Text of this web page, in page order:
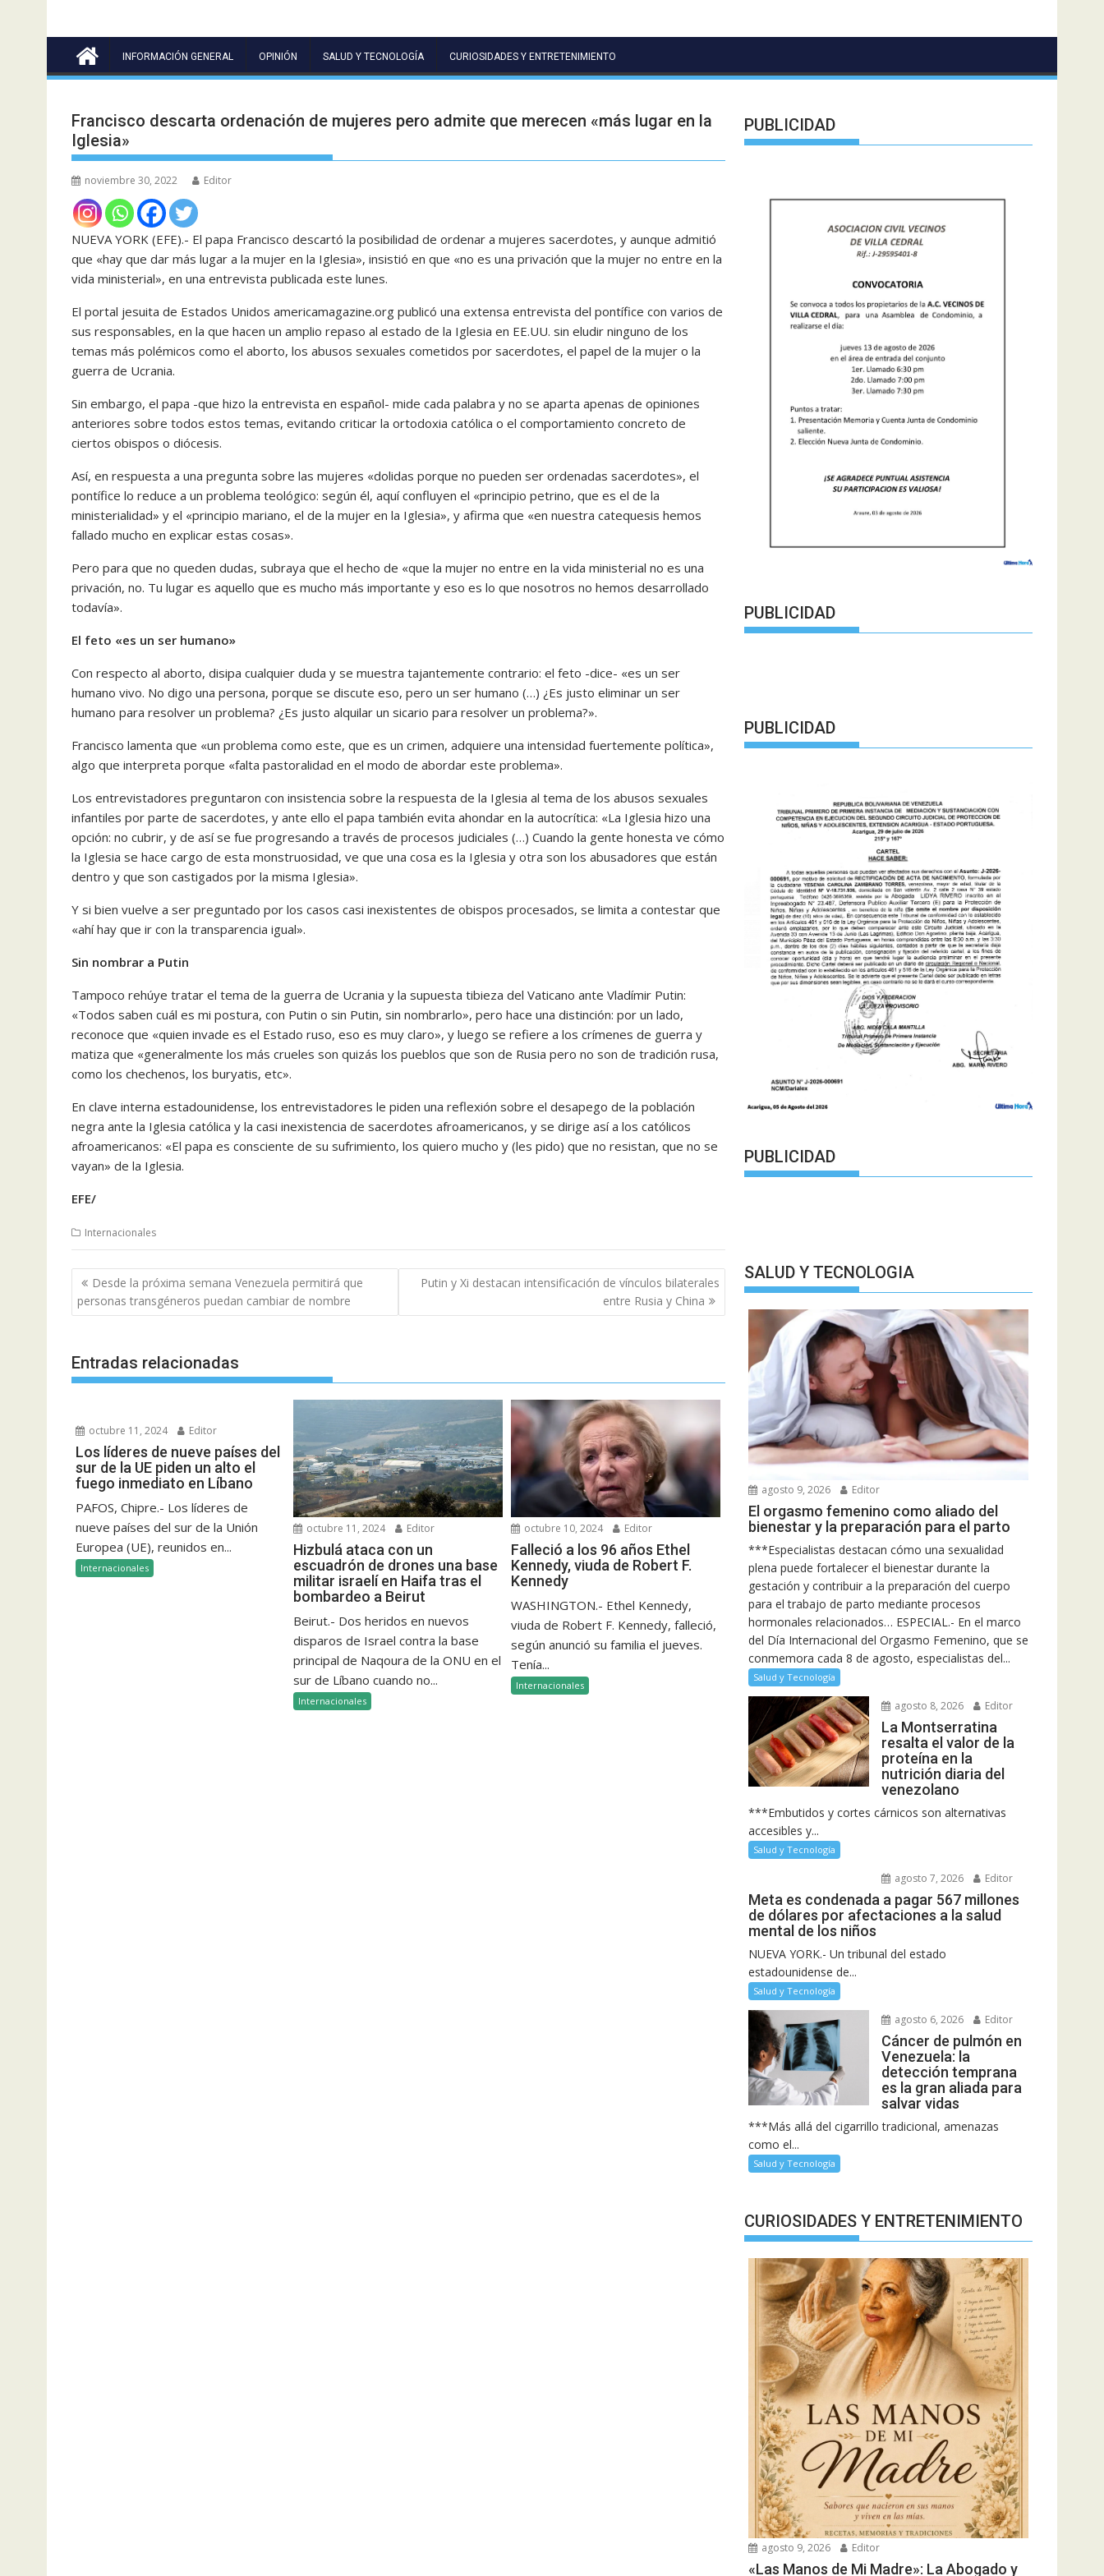
INFORMACIÓN GENERAL OPINIÓN SALUD Y TECNOLOGÍA CURIOSIDADES Y ENTRETENIMIENTO
Francisco descarta ordenación de mujeres pero admite que merecen «más lugar en la
Iglesia»
noviembre 30, 2022 Editor
NUEVA YORK (EFE).- El papa Francisco descartó la posibilidad de ordenar a mujeres sacerdotes, y aunque admitió
que «hay que dar más lugar a la mujer en la Iglesia», insistió en que «no es una privación que la mujer no entre en la
vida ministerial», en una entrevista publicada este lunes.
El portal jesuita de Estados Unidos americamagazine.org publicó una extensa entrevista del pontífice con varios de
sus responsables, en la que hacen un amplio repaso al estado de la Iglesia en EE.UU. sin eludir ninguno de los
temas más polémicos como el aborto, los abusos sexuales cometidos por sacerdotes, el papel de la mujer o la
guerra de Ucrania.
Sin embargo, el papa -que hizo la entrevista en español- mide cada palabra y no se aparta apenas de opiniones
anteriores sobre todos estos temas, evitando criticar la ortodoxia católica o el comportamiento concreto de
ciertos obispos o diócesis.
Así, en respuesta a una pregunta sobre las mujeres «dolidas porque no pueden ser ordenadas sacerdotes», el
pontífice lo reduce a un problema teológico: según él, aquí confluyen el «principio petrino, que es el de la
ministerialidad» y el «principio mariano, el de la mujer en la Iglesia», y afirma que «en nuestra catequesis hemos
fallado mucho en explicar estas cosas».
Pero para que no queden dudas, subraya que el hecho de «que la mujer no entre en la vida ministerial no es una
privación, no. Tu lugar es aquello que es mucho más importante y eso es lo que nosotros no hemos desarrollado
todavía».
El feto «es un ser humano»
Con respecto al aborto, disipa cualquier duda y se muestra tajantemente contrario: el feto -dice- «es un ser
humano vivo. No digo una persona, porque se discute eso, pero un ser humano (…) ¿Es justo eliminar un ser
humano para resolver un problema? ¿Es justo alquilar un sicario para resolver un problema?».
Francisco lamenta que «un problema como este, que es un crimen, adquiere una intensidad fuertemente política»,
algo que interpreta porque «falta pastoralidad en el modo de abordar este problema».
Los entrevistadores preguntaron con insistencia sobre la respuesta de la Iglesia al tema de los abusos sexuales
infantiles por parte de sacerdotes, y ante ello el papa también evita ahondar en la autocrítica: «La Iglesia hizo una
opción: no cubrir, y de así se fue progresando a través de procesos judiciales (…) Cuando la gente honesta ve cómo
la Iglesia se hace cargo de esta monstruosidad, ve que una cosa es la Iglesia y otra son los abusadores que están
dentro y que son castigados por la misma Iglesia».
Y si bien vuelve a ser preguntado por los casos casi inexistentes de obispos procesados, se limita a contestar que
«ahí hay que ir con la transparencia igual».
Sin nombrar a Putin
Tampoco rehúye tratar el tema de la guerra de Ucrania y la supuesta tibieza del Vaticano ante Vladímir Putin:
«Todos saben cuál es mi postura, con Putin o sin Putin, sin nombrarlo», pero hace una distinción: por un lado,
reconoce que «quien invade es el Estado ruso, eso es muy claro», y luego se refiere a los crímenes de guerra y
matiza que «generalmente los más crueles son quizás los pueblos que son de Rusia pero no son de tradición rusa,
como los chechenos, los buryatis, etc».
En clave interna estadounidense, los entrevistadores le piden una reflexión sobre el desapego de la población
negra ante la Iglesia católica y la casi inexistencia de sacerdotes afroamericanos, y se dirige así a los católicos
afroamericanos: «El papa es consciente de su sufrimiento, los quiero mucho y (les pido) que no resistan, que no se
vayan» de la Iglesia.
EFE/
Internacionales
Navegación
de
entradas
Desde la próxima semana Venezuela permitirá que
personas transgéneros puedan cambiar de nombre
Putin y Xi destacan intensificación de vínculos bilaterales
entre Rusia y China
Entradas relacionadas
octubre 11, 2024 Editor
Los líderes de nueve países del
sur de la UE piden un alto el
fuego inmediato en Líbano
PAFOS, Chipre.- Los líderes de
nueve países del sur de la Unión
Europea (UE), reunidos en...
Internacionales
octubre 11, 2024 Editor
Hizbulá ataca con un
escuadrón de drones una base
militar israelí en Haifa tras el
bombardeo a Beirut
Beirut.- Dos heridos en nuevos
disparos de Israel contra la base
principal de Naqoura de la ONU en el
sur de Líbano cuando no...
Internacionales
octubre 10, 2024 Editor
Falleció a los 96 años Ethel
Kennedy, viuda de Robert F.
Kennedy
WASHINGTON.- Ethel Kennedy,
viuda de Robert F. Kennedy, falleció,
según anunció su familia el jueves.
Tenía...
Internacionales
PUBLICIDAD
PUBLICIDAD
PUBLICIDAD
PUBLICIDAD
SALUD Y TECNOLOGIA
agosto 9, 2026 Editor
El orgasmo femenino como aliado del
bienestar y la preparación para el parto
***Especialistas destacan cómo una sexualidad
plena puede fortalecer el bienestar durante la
gestación y contribuir a la preparación del cuerpo
para el trabajo de parto mediante procesos
hormonales relacionados… ESPECIAL.- En el marco
del Día Internacional del Orgasmo Femenino, que se
conmemora cada 8 de agosto, especialistas del...
Salud y Tecnología
agosto 8, 2026 Editor
La Montserratina
resalta el valor de la
proteína en la
nutrición diaria del
venezolano
***Embutidos y cortes cárnicos son alternativas
accesibles y...
Salud y Tecnología
agosto 7, 2026 Editor
Meta es condenada a pagar 567 millones
de dólares por afectaciones a la salud
mental de los niños
NUEVA YORK.- Un tribunal del estado
estadounidense de...
Salud y Tecnología
agosto 6, 2026 Editor
Cáncer de pulmón en
Venezuela: la
detección temprana
es la gran aliada para
salvar vidas
***Más allá del cigarrillo tradicional, amenazas
como el...
Salud y Tecnología
CURIOSIDADES Y ENTRETENIMIENTO
agosto 9, 2026 Editor
«Las Manos de Mi Madre»: La Abogado y